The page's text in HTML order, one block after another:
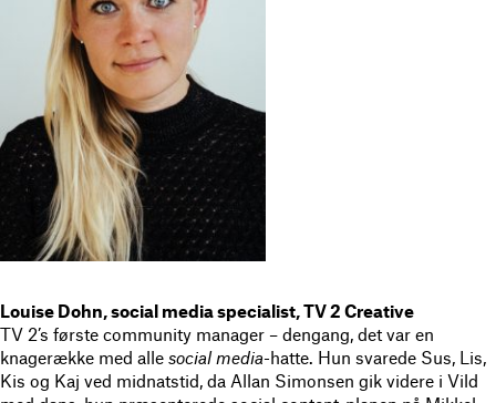
Louise Dohn, social media specialist, TV 2 Creative
TV 2’s første community manager – dengang, det var en
knagerække med alle social media-hatte. Hun svarede Sus, Lis,
Kis og Kaj ved midnatstid, da Allan Simonsen gik videre i Vild